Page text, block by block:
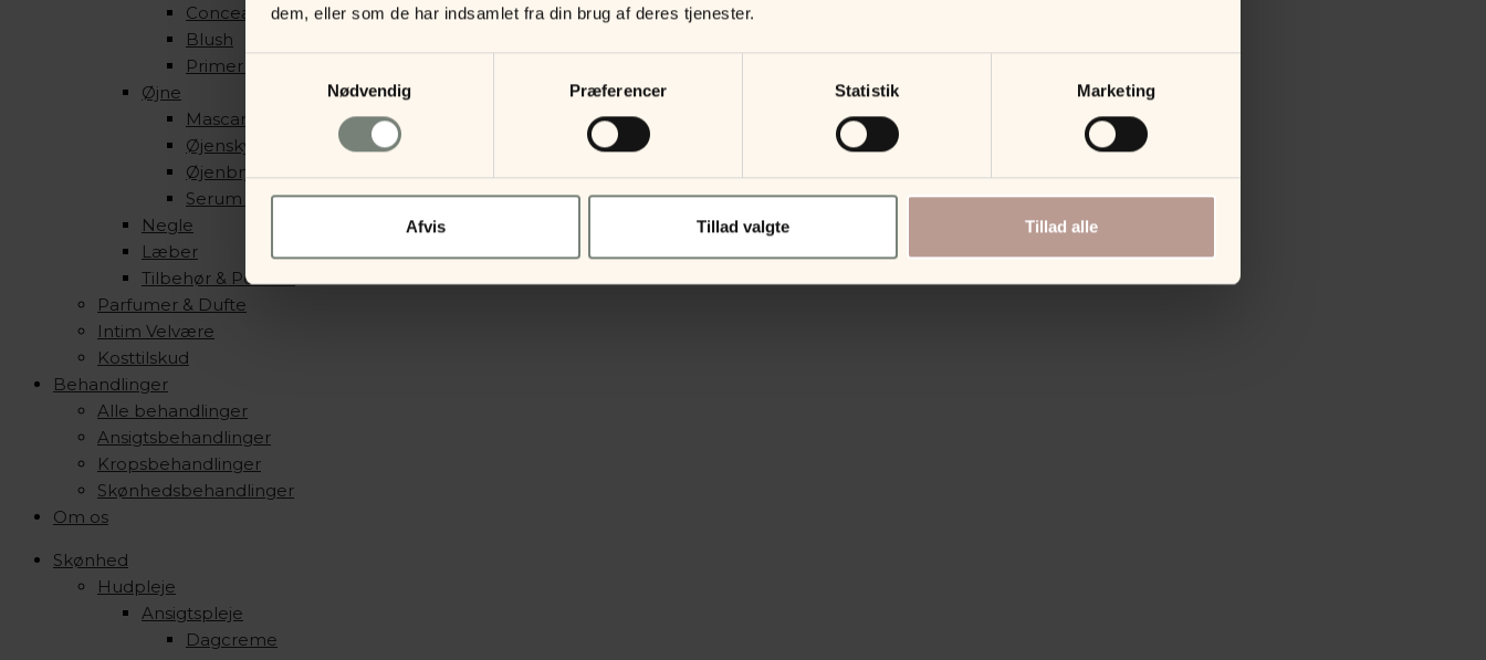
dem, eller som de har indsamlet fra din brug af deres tjenester.
Nødvendig
Præferencer Statistik Marketing
Afvis Tillad valgte Tillad alle
Concealer, Contour & Highlight
Blush
Primer & Setting Spray
Øjne
Mascara & Eyeliner
Øjenskygge
Øjenbryn
Serum & Primer
Negle
Læber
Tilbehør & Pensler
Parfumer & Dufte
Intim Velvære
Kosttilskud
Behandlinger
Alle behandlinger
Ansigtsbehandlinger
Kropsbehandlinger
Skønhedsbehandlinger
Om os
Skønhed
Hudpleje
Ansigtspleje
Dagcreme